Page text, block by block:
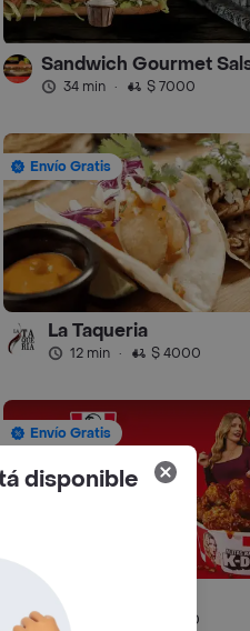
34 min · $ 7000
Envío Gratis
La Taqueria
12 min · $ 4000
Envío Gratis
KFC - Pollo
$ 4500
disponible